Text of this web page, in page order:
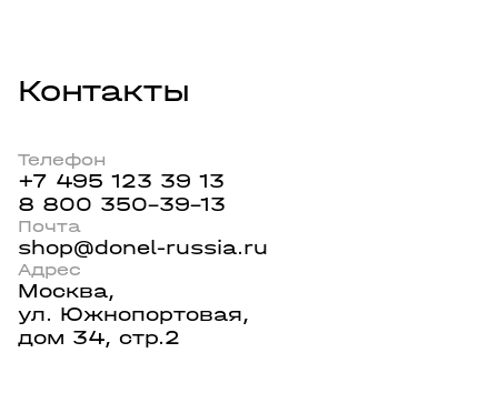
Контакты
Телефон
+7 495 123 39 13
8 800 350-39-13
Почта
shop@donel-russia.ru
Адрес
Москва,
ул. Южнопортовая,
дом 34, стр.2